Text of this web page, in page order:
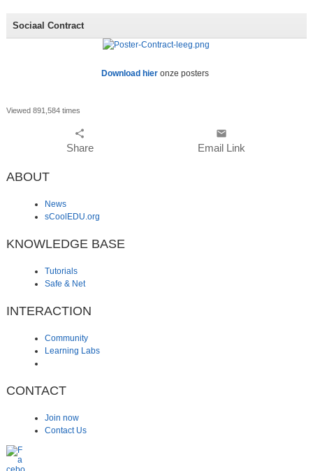
Sociaal Contract
Download hier onze posters
Viewed 891,584 times
share
Share
email
Email Link
ABOUT
News
sCoolEDU.org
KNOWLEDGE BASE
Tutorials
Safe & Net
INTERACTION
Community
Learning Labs
CONTACT
Join now
Contact Us